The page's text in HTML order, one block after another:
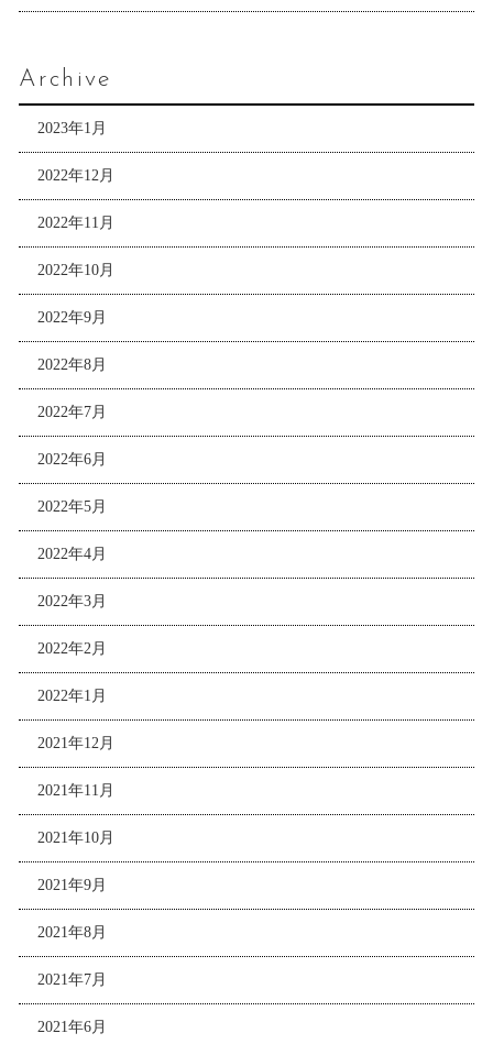
Archive
2023年1月
2022年12月
2022年11月
2022年10月
2022年9月
2022年8月
2022年7月
2022年6月
2022年5月
2022年4月
2022年3月
2022年2月
2022年1月
2021年12月
2021年11月
2021年10月
2021年9月
2021年8月
2021年7月
2021年6月